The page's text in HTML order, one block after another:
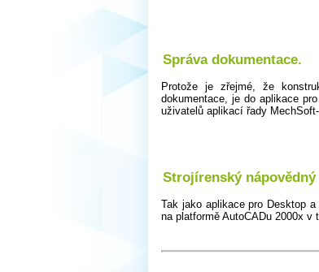
Správa dokumentace.
Protože je zřejmé, že
dokumentace, je do aplikace
uživatelů aplikací řady
Strojírenský nápovědný
Tak jako aplikace pro Desktop
na platformě AutoCADu 2000x v